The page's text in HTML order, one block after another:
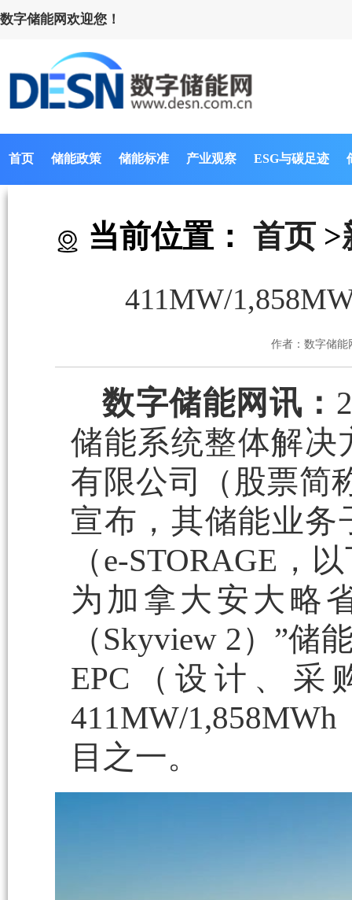
数字储能网欢迎您！
首页 储能政策 储能标准 产业观察 ESG与碳足迹
当前位置： 首页 >
411MW/
作者：数字储能
数字储能网讯：
储能系统整体解决
有限公司（股票简
宣布，其储能业
（e-STORAGE，
为加拿大安大略
（Skyview 2）”
EPC（设计、
411MW/
目之一。